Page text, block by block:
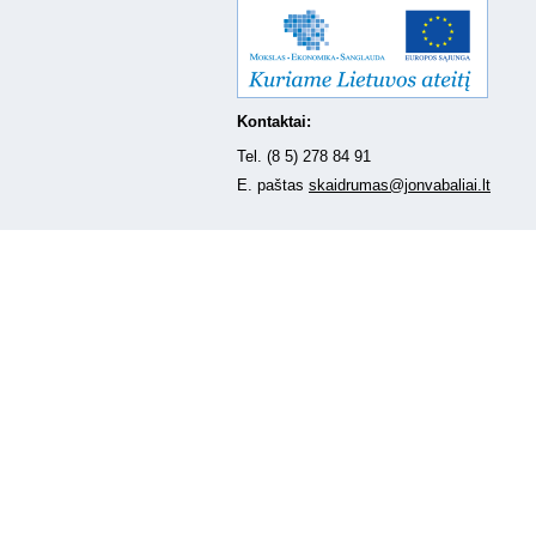
Kontaktai:
Tel. (8 5) 278 84 91
E. paštas skaidrumas@jonvabaliai.lt